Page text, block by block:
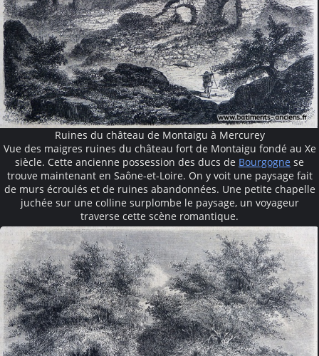
Ruines du château de Montaigu à Mercurey
Vue des maigres ruines du château fort de Montaigu fondé au Xe
siècle. Cette ancienne possession des ducs de Bourgogne se
trouve maintenant en Saône-et-Loire. On y voit une paysage fait
de murs écroulés et de ruines abandonnées. Une petite chapelle
juchée sur une colline surplombe le paysage, un voyageur
traverse cette scène romantique.